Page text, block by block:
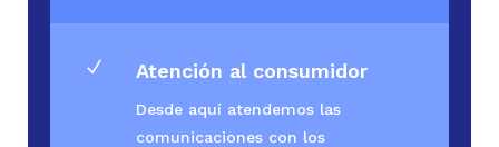
N Atención al consumidor
Desde aquí atendemos las
comunicaciones con los